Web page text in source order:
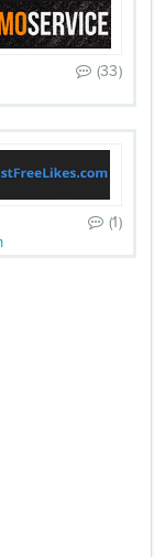
(33)
(1)